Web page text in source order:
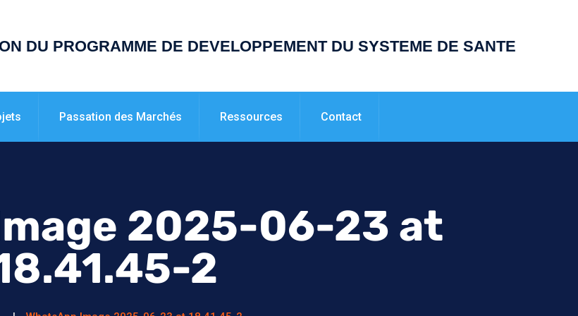
DU PROGRAMME DE DEVELOPPEMENT DU SYSTEME DE SANTE
Passation des Marchés Ressources Contact
2025-06-23 at
2